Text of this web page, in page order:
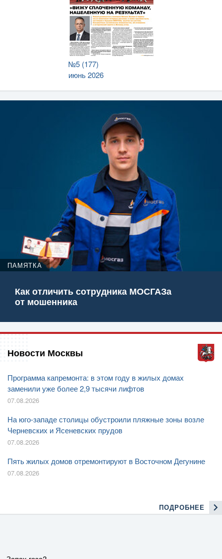
№5 (177)
июнь 2026
ПАМЯТКА
Как отличить сотрудника МОСГАЗа
от мошенника
Новости Москвы
Программа капремонта: в этом году в жилых домах
заменили уже более 2,9 тысячи лифтов
07.08.2026
На юго-западе столицы обустроили пляжные зоны возле
Черневских и Ясеневских прудов
07.08.2026
Пять жилых домов отремонтируют в Восточном Дегунине
07.08.2026
ПОДРОБНЕЕ